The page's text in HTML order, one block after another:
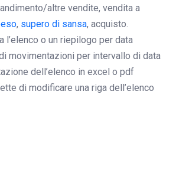
altre vendite, vendita a
, supero di sansa, acquisto.
l’elenco o un riepilogo per data
movimentazioni per intervallo di data
dell’elenco in excel o pdf
di modificare una riga dell’elenco